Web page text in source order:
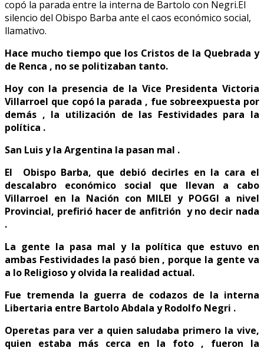
Hace mucho tiempo que los Cristos de la Quebrada y
de Renca , no se politizaban tanto.
Hoy con la presencia de la Vice Presidenta Victoria
Villarroel que copó la parada , fue sobreexpuesta por
demás , la utilización de las Festividades para la
política .
San Luis y la Argentina la pasan mal .
El Obispo Barba, que debió decirles en la cara el
descalabro económico social que llevan a cabo
Villarroel en la Nación con MILEI y POGGI a nivel
Provincial, prefirió hacer de anfitrión y no decir nada
.
La gente la pasa mal y la política que estuvo en
ambas Festividades la pasó bien , porque la gente va
a lo Religioso y olvida la realidad actual.
Fue tremenda la guerra de codazos de la interna
Libertaria entre Bartolo Abdala y Rodolfo Negri .
Operetas para ver a quien saludaba primero la vive,
quien estaba más cerca en la foto , fueron la